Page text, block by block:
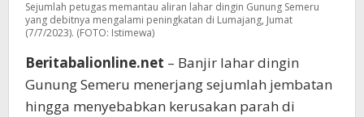
Lumajang
Sejumlah petugas memantau aliran lahar dingin Gunung Semeru
yang debitnya mengalami peningkatan di Lumajang, Jumat
(7/7/2023). (FOTO: Istimewa)
Beritabalionline.net – Banjir lahar dingin
Gunung Semeru menerjang sejumlah jembatan
hingga menyebabkan kerusakan parah di